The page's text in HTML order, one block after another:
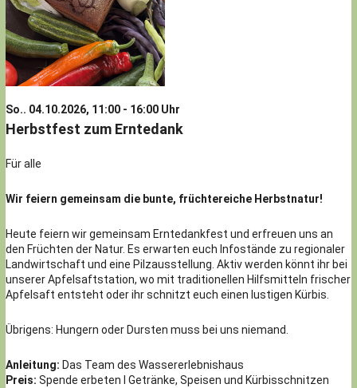
So.. 04.10.2026, 11:00 - 16:00 Uhr
Herbstfest zum Erntedank
Für alle
Wir feiern gemeinsam die bunte, früchtereiche Herbstnatur!
Heute feiern wir gemeinsam Erntedankfest und erfreuen uns an
den Früchten der Natur. Es erwarten euch Infostände zu regionaler
Landwirtschaft und eine Pilzausstellung. Aktiv werden könnt ihr bei
unserer Apfelsaftstation, wo mit traditionellen Hilfsmitteln frischer
Apfelsaft entsteht oder ihr schnitzt euch einen lustigen Kürbis.
Übrigens: Hungern oder Dursten muss bei uns niemand.
Anleitung: Das Team des Wassererlebnishaus
Preis: Spende erbeten I Getränke, Speisen und Kürbisschnitzen